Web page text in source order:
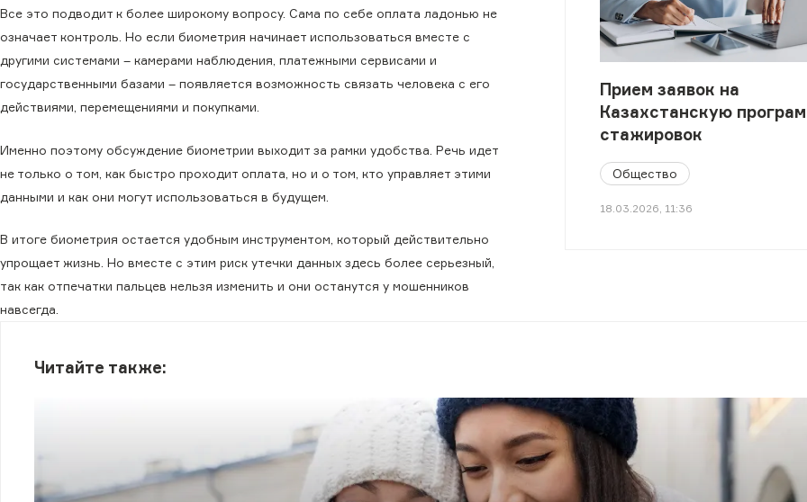
Прием заявок на
Казахстанскую
стажировок
Общество
18.03.2026, 11:36
Все это подводит к более широкому вопросу. Сама по себе оплата ладонью не
означает контроль. Но если биометрия начинает использоваться вместе с
другими системами – камерами наблюдения, платежными сервисами и
государственными базами – появляется возможность связать человека с его
действиями, перемещениями и покупками.
Именно поэтому обсуждение биометрии выходит за рамки удобства. Речь идет
не только о том, как быстро проходит оплата, но и о том, кто управляет этими
данными и как они могут использоваться в будущем.
В итоге биометрия остается удобным инструментом, который действительно
упрощает жизнь. Но вместе с этим риск утечки данных здесь более серьезный,
так как отпечатки пальцев нельзя изменить и они останутся у мошенников
навсегда.
Читайте также: